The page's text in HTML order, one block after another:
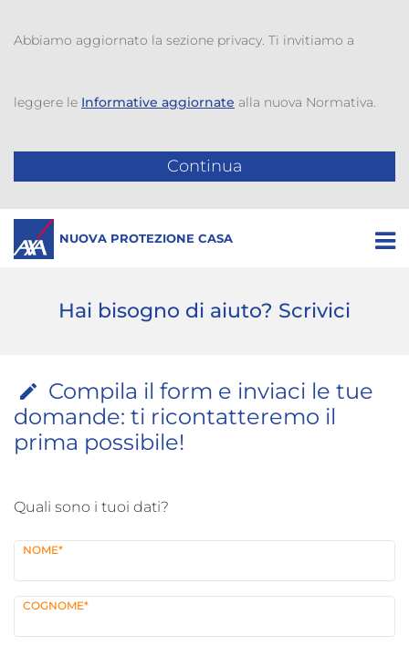
Abbiamo aggiornato la sezione privacy. Ti invitiamo a
leggere le Informative aggiornate alla nuova Normativa.
Continua
NUOVA PROTEZIONE CASA
Hai bisogno di aiuto? Scrivici
 Compila il form e inviaci le tue
domande: ti ricontatteremo il
prima possibile!
Quali sono i tuoi dati?
NOME*
COGNOME*